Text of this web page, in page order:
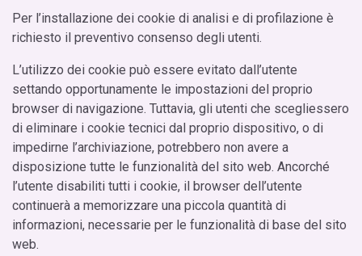
Per l’installazione dei cookie di analisi e di profilazione è
richiesto il preventivo consenso degli utenti.
L’utilizzo dei cookie può essere evitato dall’utente
settando opportunamente le impostazioni del proprio
browser di navigazione. Tuttavia, gli utenti che scegliessero
di eliminare i cookie tecnici dal proprio dispositivo, o di
impedirne l’archiviazione, potrebbero non avere a
disposizione tutte le funzionalità del sito web. Ancorché
l’utente disabiliti tutti i cookie, il browser dell’utente
continuerà a memorizzare una piccola quantità di
informazioni, necessarie per le funzionalità di base del sito
web.